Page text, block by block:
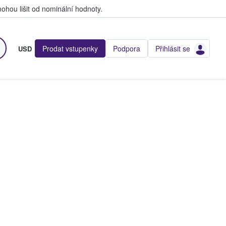
lišit od nominální hodnoty.
USD Prodat vstupenky Podpora Přihlásit se